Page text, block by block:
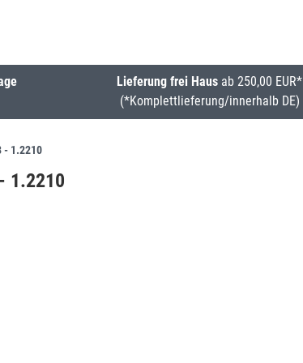
Lieferung frei Haus ab 250,00 EUR*
(*Komplettlieferung/innerhalb DE)
- 1.2210
1.2210